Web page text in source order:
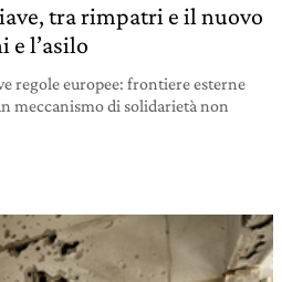
tra rimpatri e il nuovo
e l’asilo
regole europee: frontiere esterne
meccanismo di solidarietà non